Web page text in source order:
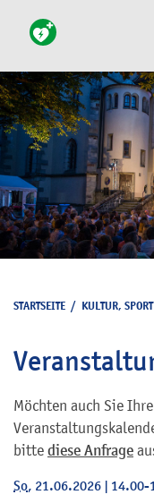
STARTSEITE / KULTUR,
Möchten auch Sie
bitte diese Anfrage
So, 21.06.2026 | 14.00-